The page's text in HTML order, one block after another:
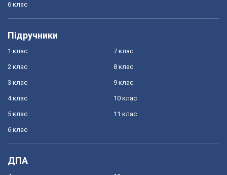
6 клас
Підручники
1 клас
2 клас
3 клас
4 клас
5 клас
6 клас
7 клас
8 клас
9 клас
10 клас
11 клас
ДПА